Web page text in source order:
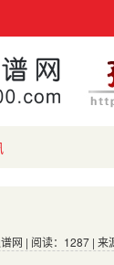
网 | 阅读：1287 | 来